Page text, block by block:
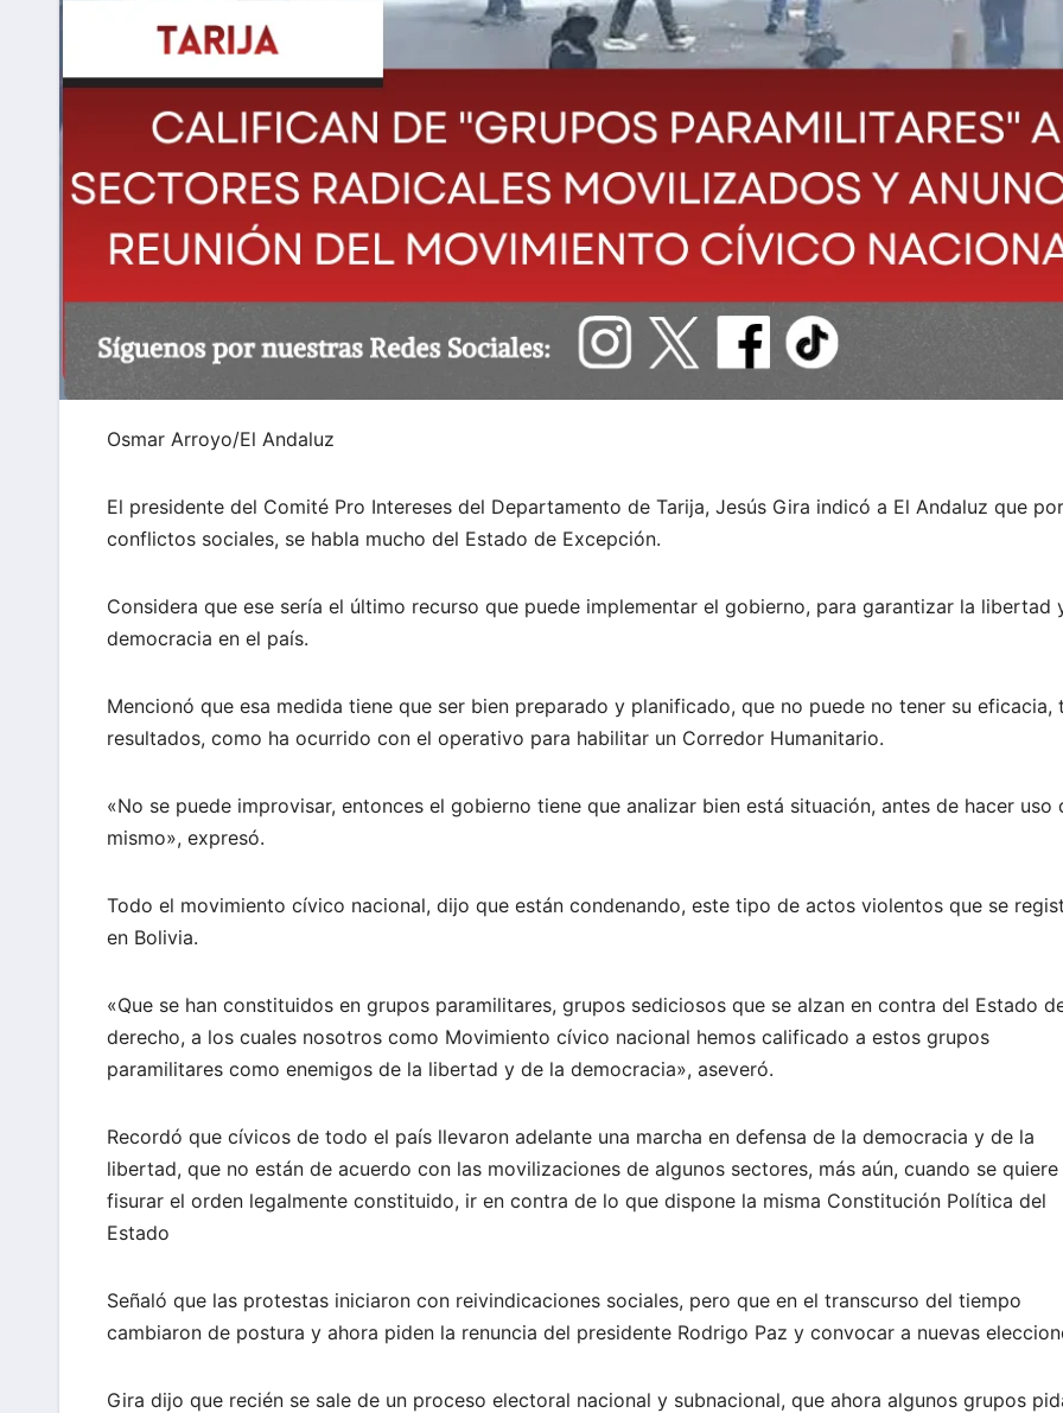
Osmar Arroyo/El Andaluz
El presidente del Comité Pro Intereses del Departamento de Tarija, Jesús Gira indicó a El Andaluz que
conflictos sociales, se habla mucho del Estado de Excepción.
Considera que ese sería el último recurso que puede implementar el gobierno, para garantizar la libertad
democracia en el país.
Mencionó que esa medida tiene que ser bien preparado y planificado, que no puede no tener su eficacia,
resultados, como ha ocurrido con el operativo para habilitar un Corredor Humanitario.
«No se puede improvisar, entonces el gobierno tiene que analizar bien está situación, antes de hacer uso
mismo», expresó.
Todo el movimiento cívico nacional, dijo que están condenando, este tipo de actos violentos que se
en Bolivia.
«Que se han constituidos en grupos paramilitares, grupos sediciosos que se alzan en contra del Estado
derecho, a los cuales nosotros como Movimiento cívico nacional hemos calificado a estos grupos
paramilitares como enemigos de la libertad y de la democracia», aseveró.
Recordó que cívicos de todo el país llevaron adelante una marcha en defensa de la democracia y de la
libertad, que no están de acuerdo con las movilizaciones de algunos sectores, más aún, cuando se quiere
fisurar el orden legalmente constituido, ir en contra de lo que dispone la misma Constitución Política del
Estado
Señaló que las protestas iniciaron con reivindicaciones sociales, pero que en el transcurso del tiempo
cambiaron de postura y ahora piden la renuncia del presidente Rodrigo Paz y convocar a nuevas
Gira dijo que recién se sale de un proceso electoral nacional y subnacional, que ahora algunos grupos